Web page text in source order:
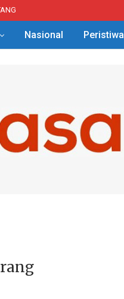
Nasional Peristiwa